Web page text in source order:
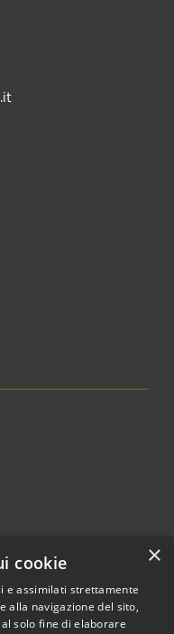
×
cookie
e assimilati strettamente
alla navigazione del sito,
solo fine di elaborare